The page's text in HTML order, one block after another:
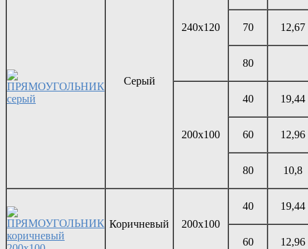
Серый
240х120 70 12,67
80
200х100
40 19,44
60 12,96
80 10,8
Коричневый 200х100
40 19,44
60 12,96